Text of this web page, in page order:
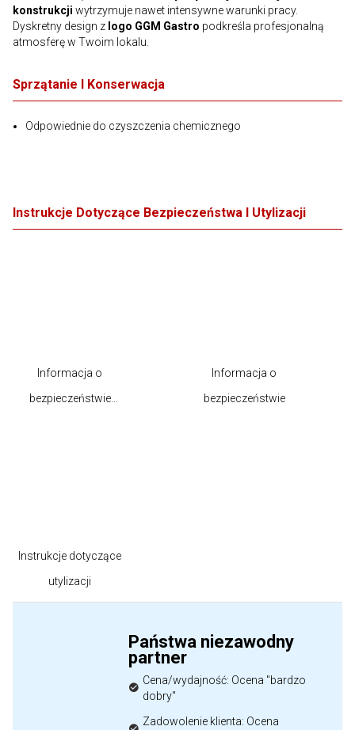
konstrukcji wytrzymuje nawet intensywne warunki pracy.
Dyskretny design z logo GGM Gastro podkreśla profesjonalną
atmosferę w Twoim lokalu.
Sprzątanie I Konserwacja
Odpowiednie do czyszczenia chemicznego
Instrukcje Dotyczące Bezpieczeństwa I Utylizacji
Informacja o
bezpieczeństwie
Informacja o
bezpieczeństwie
Instrukcje dotyczące
utylizacji
Państwa niezawodny
partner
Cena/wydajność: Ocena "bardzo
dobry"
Zadowolenie klienta: Ocena